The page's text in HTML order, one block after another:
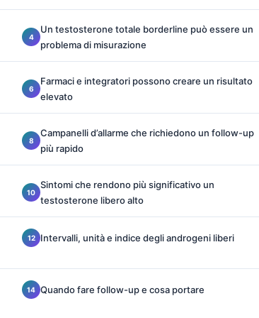
Un testosterone totale borderline può essere un
problema di misurazione
Farmaci e integratori possono creare un risultato
elevato
Campanelli d’allarme che richiedono un follow-up
più rapido
Sintomi che rendono più significativo un
testosterone libero alto
Intervalli, unità e indice degli androgeni liberi
Quando fare follow-up e cosa portare